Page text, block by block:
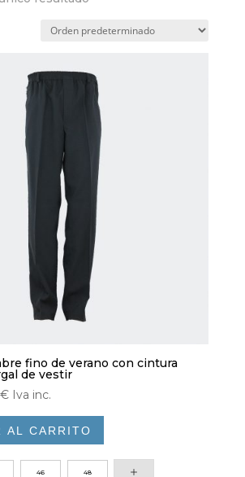
fino de verano con cintura
de vestir
€Rango
de
precios:
23,00€
Iva inc.
AL CARRITO
46 48